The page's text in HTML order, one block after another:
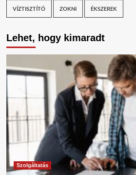
VÍZTISZTÍTÓ ZOKNI ÉKSZEREK
Lehet, hogy kimaradt
Szolgáltatás